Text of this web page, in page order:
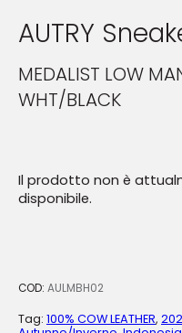
AUTRY
MEDALIST LOW
WHT/BLACK
Il prodotto non è
disponibile.
COD: AULMBH02
Tag: 100% COW LEATHER,